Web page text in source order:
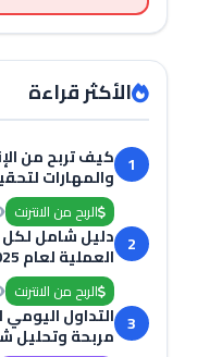
الأكثر قراءة
1 كيف تربح من
والمهارات
الربح من الانترنت
2 دليل شامل لكل
العملية لعام 2025
الربح من الانترنت
3 التداول اليومي
مربحة وتحليل